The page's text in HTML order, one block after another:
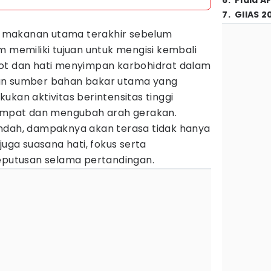
utama terakhir sebelum
memiliki tujuan untuk mengisi kembali
dan hati menyimpan karbohidrat dalam
sumber bahan bakar utama yang
aktivitas berintensitas tinggi
dan mengubah arah gerakan.
dampaknya akan terasa tidak hanya
suasana hati, fokus serta
selama pertandingan.
7. GIIAS